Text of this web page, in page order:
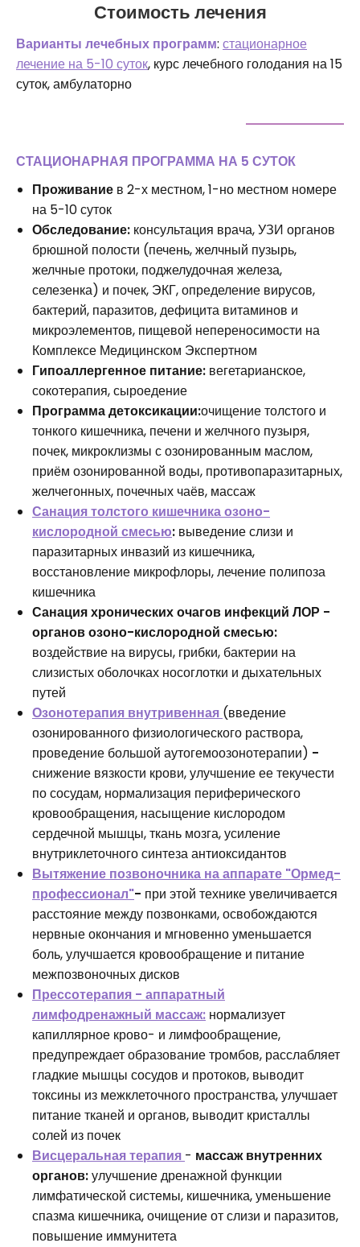
Стоимость лечения
Варианты лечебных программ: стационарное
лечение на 5-10 суток, курс лечебного голодания на 15
суток, амбулаторно
СТАЦИОНАРНАЯ ПРОГРАММА НА 5 СУТОК
Проживание в 2-х местном, 1-но местном номере
на 5-10 суток
Обследование: консультация врача, УЗИ органов
брюшной полости (печень, желчный пузырь,
желчные протоки, поджелудочная железа,
селезенка) и почек, ЭКГ, определение вирусов,
бактерий, паразитов, дефицита витаминов и
микроэлементов, пищевой непереносимости на
Комплексе Медицинском Экспертном
Гипоаллергенное питание: вегетарианское,
сокотерапия, сыроедение
Программа детоксикации:очищение толстого и
тонкого кишечника, печени и желчного пузыря,
почек, микроклизмы с озонированным маслом,
приём озонированной воды, противопаразитарных,
желчегонных, почечных чаёв, массаж
Санация толстого кишечника озоно-
кислородной смесью: выведение слизи и
паразитарных инвазий из кишечника,
восстановление микрофлоры, лечение полипоза
кишечника
Санация хронических очагов инфекций ЛОР -
органов озоно-кислородной смесью:
воздействие на вирусы, грибки, бактерии на
слизистых оболочках носоглотки и дыхательных
путей
Озонотерапия внутривенная (введение
озонированного физиологического раствора,
проведение большой аутогемоозонотерапии) -
снижение вязкости крови, улучшение ее текучести
по сосудам, нормализация периферического
кровообращения, насыщение кислородом
сердечной мышцы, ткань мозга, усиление
внутриклеточного синтеза антиоксидантов
Вытяжение позвоночника на аппарате "Ормед-
профессионал"- при этой технике увеличивается
расстояние между позвонками, освобождаются
нервные окончания и мгновенно уменьшается
боль, улучшается кровообращение и питание
межпозвоночных дисков
Прессотерапия - аппаратный
лимфодренажный массаж: нормализует
капиллярное крово- и лимфообращение,
предупреждает образование тромбов, расслабляет
гладкие мышцы сосудов и протоков, выводит
токсины из межклеточного пространства, улучшает
питание тканей и органов, выводит кристаллы
солей из почек
Висцеральная терапия - массаж внутренних
органов:улучшение дренажной функции
лимфатической системы, кишечника, уменьшение
спазма кишечника, очищение от слизи и паразитов,
повышение иммунитета